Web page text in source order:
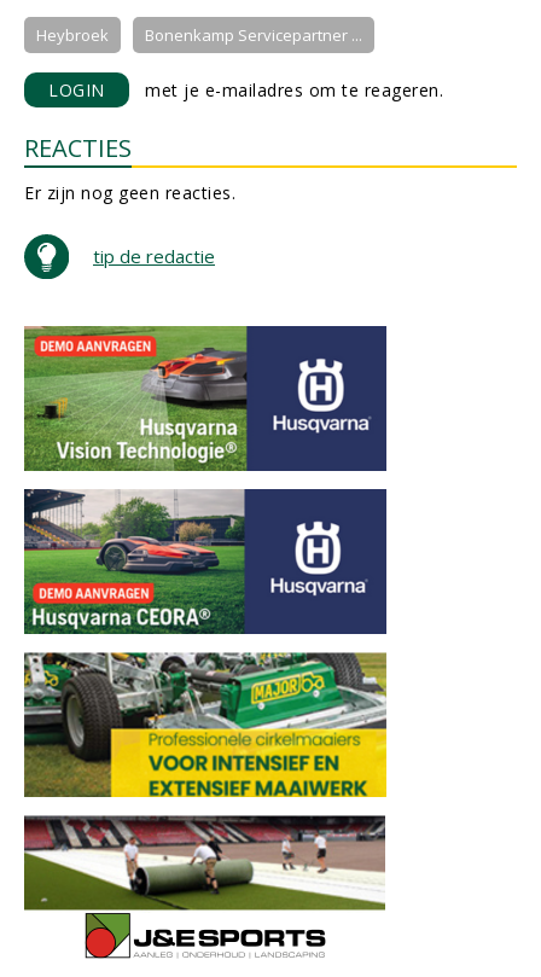
Heybroek Bonenkamp Servicepartner ...
LOGIN met je e-mailadres om te reageren.
REACTIES
Er zijn nog geen reacties.
tip de redactie